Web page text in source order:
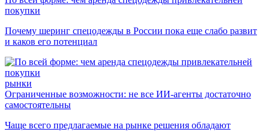
покупки
Почему шеринг спецодежды в России пока еще слабо развит
и каков его потенциал
рынки
Ограниченные возможности: не все ИИ-агенты достаточно
самостоятельны
Чаще всего предлагаемые на рынке решения обладают